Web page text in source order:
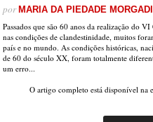
porMARIA DA PIEDADE
Passados que são 60 anos da realização do
nas condições de clandestinidade, muitos
país e no mundo. As condições históricas,
de 60 do século XX, foram totalmente
um erro...
O artigo completo está disponível na